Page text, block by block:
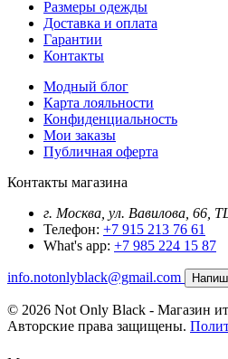
Размеры одежды
Доставка и оплата
Гарантии
Контакты
Модный блог
Карта лояльности
Конфиденциальность
Мои заказы
Публичная оферта
Контакты магазина
г. Москва, ул. Вавилова,
Телефон: +7 915 213 76 61
What's app: +7 985 224 15 87
info.notonlyblack@gmail.com
© 2026 Not Only Black - Магазин
Авторские права защищены.